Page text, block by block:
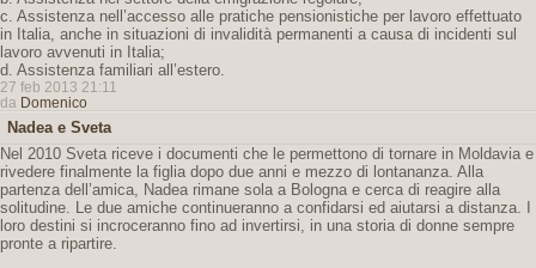
c. Assistenza nell’accesso alle pratiche pensionistiche per lavoro effettuato
in Italia, anche in situazioni di invalidità permanenti a causa di incidenti sul
lavoro avvenuti in Italia;
d. Assistenza familiari all’estero.
27 feb 2013 21:11
da Domenico
Nadea e Sveta
Nel 2010 Sveta riceve i documenti che le permettono di tornare in Moldavia e
rivedere finalmente la figlia dopo due anni e mezzo di lontananza. Alla
partenza dell’amica, Nadea rimane sola a Bologna e cerca di reagire alla
solitudine. Le due amiche continueranno a confidarsi ed aiutarsi a distanza. I
loro destini si incroceranno fino ad invertirsi, in una storia di donne sempre
pronte a ripartire.